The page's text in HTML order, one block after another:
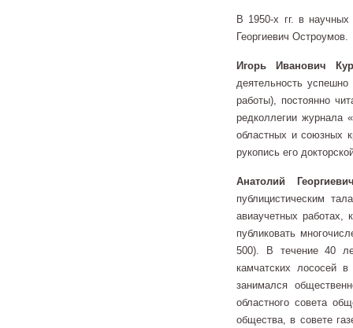
В 1950-х гг. в
Георгиевич Остроумов.
Игорь Иванович
деятельность успешно
работы), постоянно
редколлегии журнала
областных и союзных
рукопись его
Анатолий
публицистическим
авиаучетных работах,
публиковать
500). В течение 40
камчатских лососей
занимался
областного совета
общества, в совете